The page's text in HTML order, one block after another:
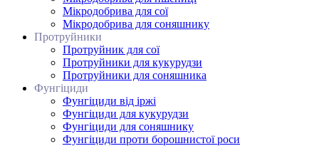
Мікродобрива для сої
Мікродобрива для соняшнику
Протруйники
Протруйник для сої
Протруйники для кукурудзи
Протруйники для соняшника
Фунгіциди
Фунгіциди від іржі
Фунгіциди для кукурудзи
Фунгіциди для соняшнику
Фунгіциди проти борошнистої роси